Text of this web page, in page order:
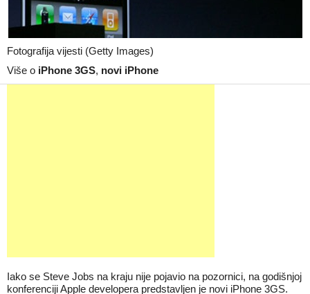
Fotografija vijesti (Getty Images)
Više o iPhone 3GS, novi iPhone
Iako se Steve Jobs na kraju nije pojavio na pozornici, na godišnjoj
konferenciji Apple developera predstavljen je novi iPhone 3GS.